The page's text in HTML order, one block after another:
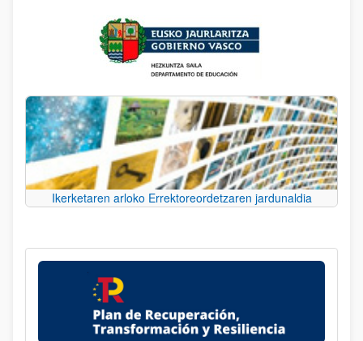
Ikerketaren arloko Errektoreordetzaren jardunaldia